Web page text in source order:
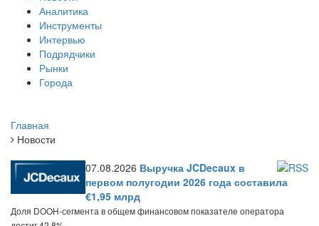
Аналитика
Инструменты
Интервью
Подрядчики
Рынки
Города
Главная
Новости
07.08.2026 Выручка JCDecaux в
первом полугодии 2026 года составила
€1,95 млрд
Доля DOOH-сегмента в общем финансовом показателе оператора